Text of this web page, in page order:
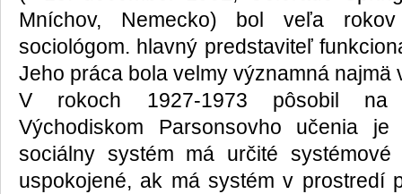
Mníchov, Nemecko) bol veľa rokov
sociológom. hlavný predstaviteľ
Jeho práca bola velmy významná najmä
V rokoch 1927-1973 pôsobil na
Východiskom Parsonsovho učenia
sociálny systém má určité
uspokojené, ak má systém v prostredí